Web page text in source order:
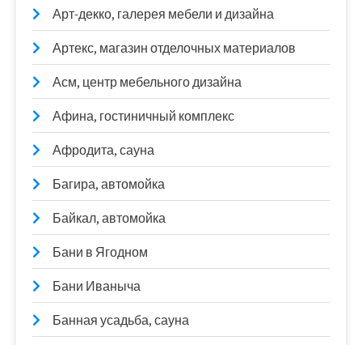
Арт-декко, галерея мебели и дизайна
Артекс, магазин отделочных материалов
Асм, центр мебельного дизайна
Афина, гостиничный комплекс
Афродита, сауна
Багира, автомойка
Байкал, автомойка
Бани в Ягодном
Бани Иваныча
Банная усадьба, сауна